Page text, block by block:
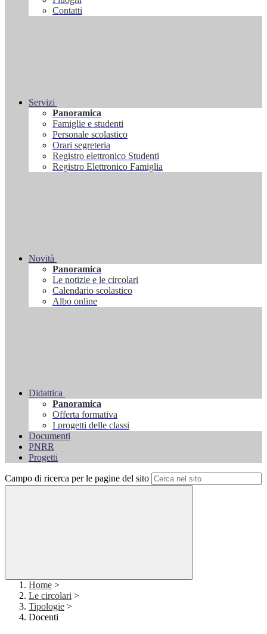
Contatti
Servizi
Panoramica
Famiglie e studenti
Personale scolastico
Orari segreteria
Registro elettronico Studenti
Registro Elettronico Famiglia
Novità
Panoramica
Le notizie e le circolari
Calendario scolastico
Albo online
Didattica
Panoramica
Offerta formativa
I progetti delle classi
Documenti
PNRR
Progetti
Campo di ricerca per le pagine del sito
Home >
Le circolari >
Tipologie >
Docenti